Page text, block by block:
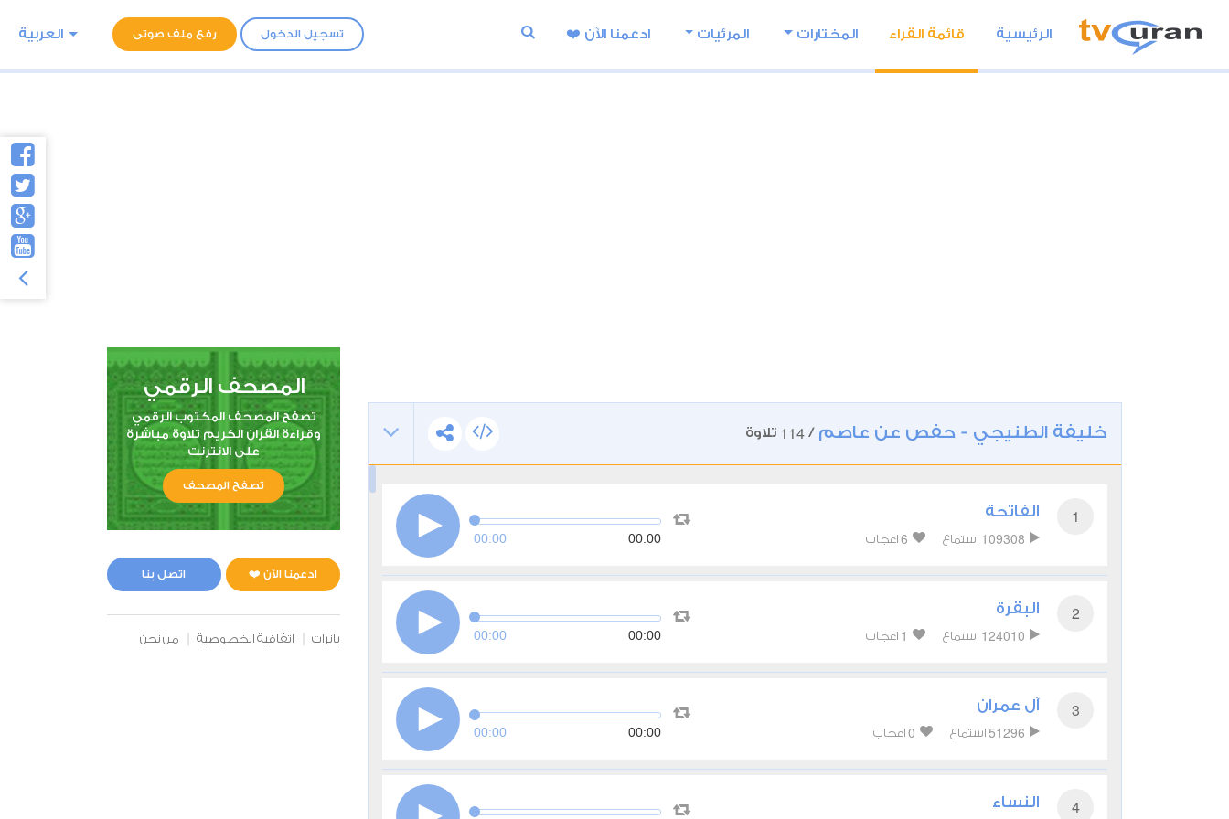
تسجيل الدخول رفع ملف صوتى العربية الرئيسية قائمة القراء المختارات المرئيات ادعمنا اﻵن ❤️
خليفة الطنيجي - حفص عن عاصم /
114 تلاوة
1 الفاتحة
109308 استماع 6 اعجاب 00:00 00:00
2 البقرة
124010 استماع 1 اعجاب 00:00 00:00
3 آل عمران
51296 استماع 0 اعجاب 00:00 00:00
4 النساء
المصحف الرقمي
تصفح المصحف المكتوب الرقمي
وقراءة القران الكريم تلاوة مباشرة
على الانترنت
تصفح المصحف
ادعمنا الآن ❤️ اتصل بنا
بانرات اتفاقية الخصوصية من نحن